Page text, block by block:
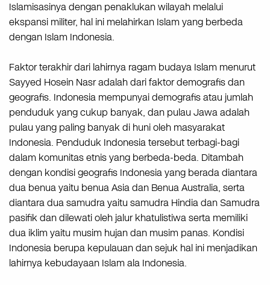
Islamisasinya dengan penaklukan wilayah melalui
ekspansi militer, hal ini melahirkan Islam yang berbeda
dengan Islam Indonesia.
Faktor terakhir dari lahirnya ragam budaya Islam menurut
Sayyed Hosein Nasr adalah dari faktor demografis dan
geografis. Indonesia mempunyai demografis atau jumlah
penduduk yang cukup banyak, dan pulau Jawa adalah
pulau yang paling banyak di huni oleh masyarakat
Indonesia. Penduduk Indonesia tersebut terbagi-bagi
dalam komunitas etnis yang berbeda-beda. Ditambah
dengan kondisi geografis Indonesia yang berada diantara
dua benua yaitu benua Asia dan Benua Australia, serta
diantara dua samudra yaitu samudra Hindia dan Samudra
pasifik dan dilewati oleh jalur khatulistiwa serta memiliki
dua iklim yaitu musim hujan dan musim panas. Kondisi
Indonesia berupa kepulauan dan sejuk hal ini menjadikan
lahirnya kebudayaan Islam ala Indonesia.